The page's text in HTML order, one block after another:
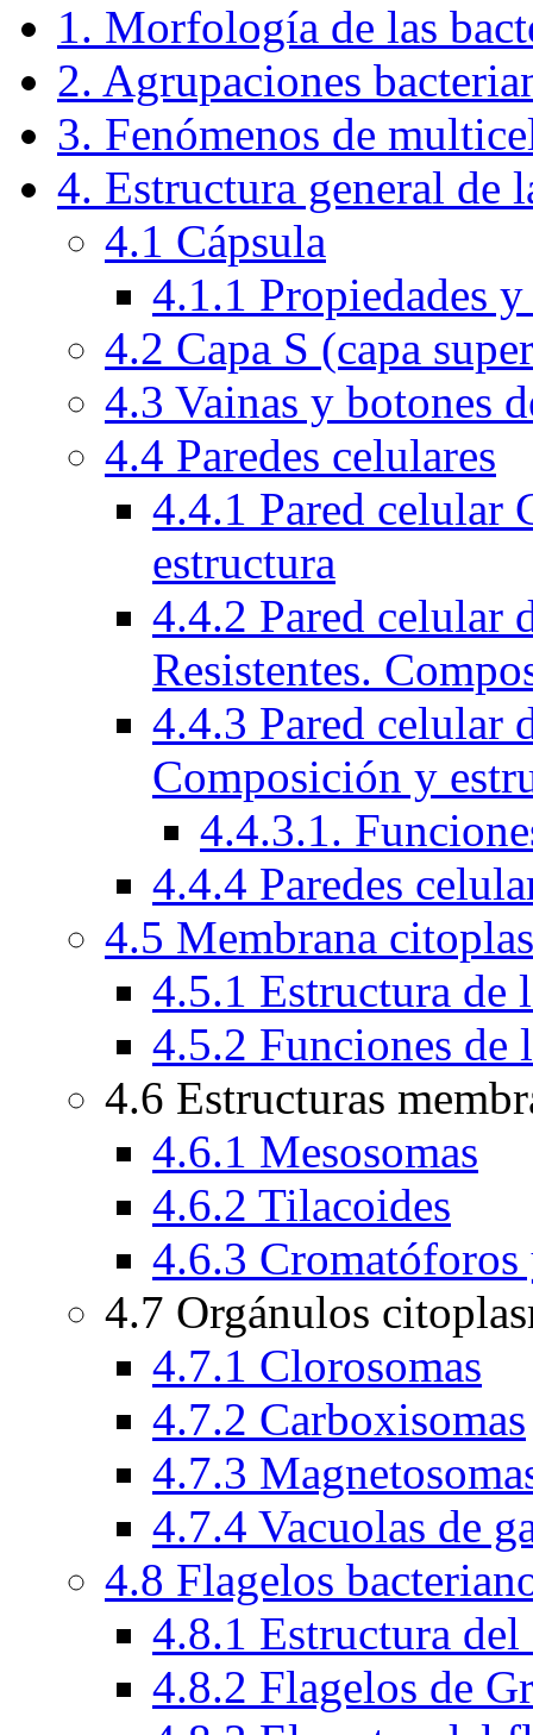
1. Morfología de las
2. Agrupaciones
3. Fenómenos de
4. Estructura general de
4.1 Cápsula
4.1.1 Propiedades
4.2 Capa S (capa
4.3 Vainas y botones
4.4 Paredes celulares
4.4.1 Pared celular
estructura
4.4.2 Pared celular
Resistentes.
4.4.3 Pared celular
Composición y
4.4.3.1.
4.4.4 Paredes
4.5 Membrana
4.5.1 Estructura de
4.5.2 Funciones de
4.6 Estructuras
4.6.1 Mesosomas
4.6.2 Tilacoides
4.6.3
4.7 Orgánulos
4.7.1 Clorosomas
4.7.2 Carboxisomas
4.7.3
4.7.4 Vacuolas de
4.8 Flagelos
4.8.1 Estructura
4.8.2 Flagelos de